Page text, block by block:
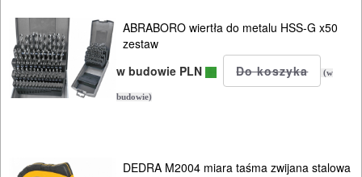
ręczne
wiertarki
stołowe
wkrętarki
ABRABORO wiertła do metalu HSS-G x50
zestaw
w budowie PLN
(w
budowie)
DEDRA M2004 miara taśma zwijana stalowa